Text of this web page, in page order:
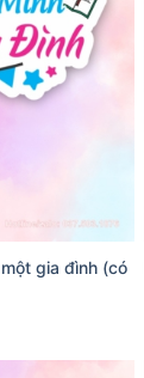
gia đình (có